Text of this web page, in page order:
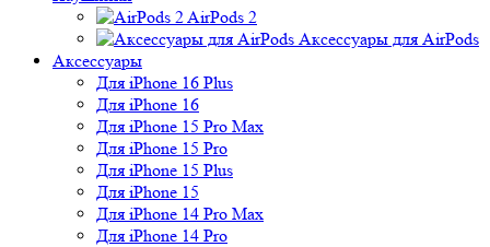
AirPods 2
Аксессуары для AirPods
Аксессуары
Для iPhone 16 Plus
Для iPhone 16
Для iPhone 15 Pro Max
Для iPhone 15 Pro
Для iPhone 15 Plus
Для iPhone 15
Для iPhone 14 Pro Max
Для iPhone 14 Pro